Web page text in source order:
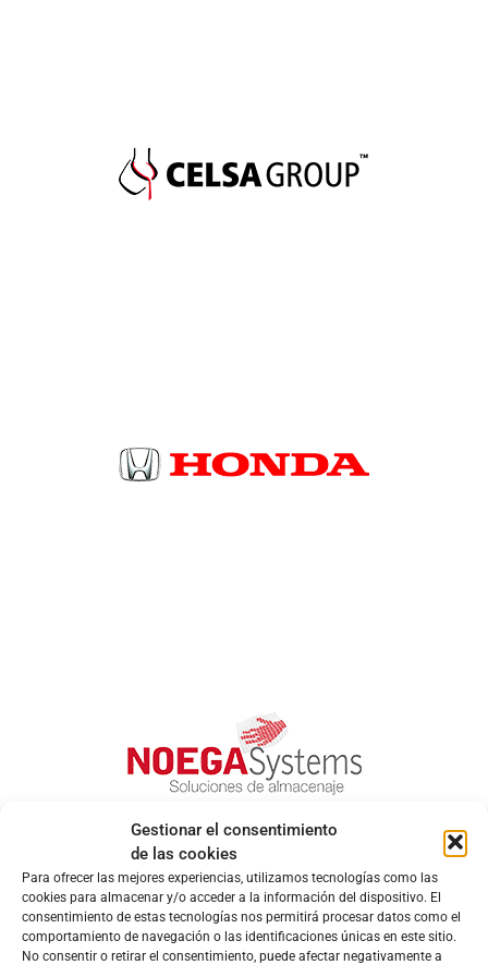
Gestionar el consentimiento
de las cookies
Para ofrecer las mejores experiencias, utilizamos tecnologías como las
cookies para almacenar y/o acceder a la información del dispositivo. El
consentimiento de estas tecnologías nos permitirá procesar datos como el
comportamiento de navegación o las identificaciones únicas en este sitio.
No consentir o retirar el consentimiento, puede afectar negativamente a